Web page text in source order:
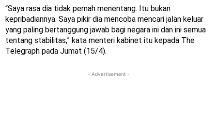
“Saya rasa dia tidak pernah menentang. Itu bukan
kepribadiannya. Saya pikir dia mencoba mencari jalan keluar
yang paling bertanggung jawab bagi negara ini dan ini semua
tentang stabilitas,” kata menteri kabinet itu kepada The
Telegraph pada Jumat (15/4).
- Advertisement -